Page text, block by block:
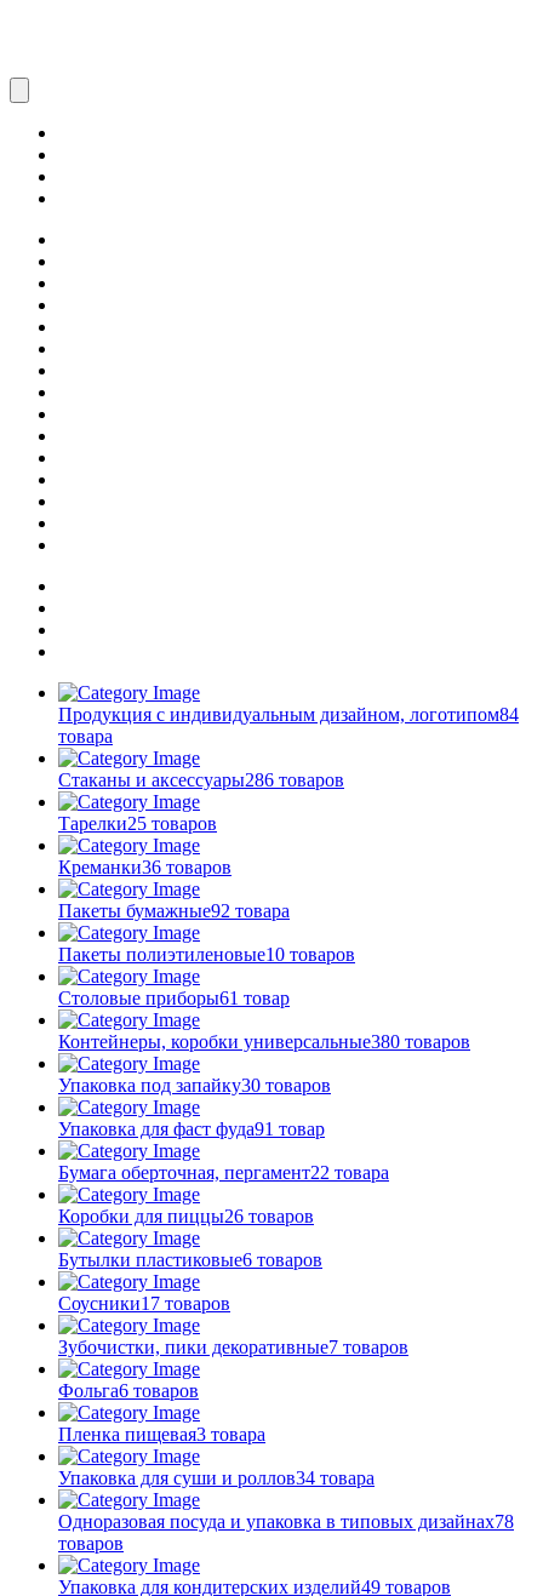
Продукция с индивидуальным дизайном, логотипом84
товара
Стаканы и аксессуары286 товаров
Тарелки25 товаров
Креманки36 товаров
Пакеты бумажные92 товара
Пакеты полиэтиленовые10 товаров
Столовые приборы61 товар
Контейнеры, коробки универсальные380 товаров
Упаковка под запайку30 товаров
Упаковка для фаст фуда91 товар
Бумага оберточная, пергамент22 товара
Коробки для пиццы26 товаров
Бутылки пластиковые6 товаров
Соусники17 товаров
Зубочистки, пики декоративные7 товаров
Фольга6 товаров
Пленка пищевая3 товара
Упаковка для суши и роллов34 товара
Одноразовая посуда и упаковка в типовых дизайнах78
товаров
Упаковка для кондитерских изделий49 товаров